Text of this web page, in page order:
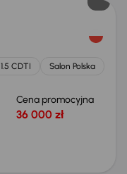
1.5 CDTI
Salon Polska
Cena promocyjna
36 000 zł